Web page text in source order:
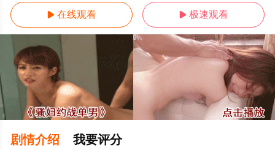
 在线观看  极速观看
剧情介绍 我要评分